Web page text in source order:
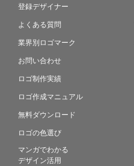
登録デザイナー
よくある質問
業界別ロゴマーク
お問い合わせ
ロゴ制作実績
ロゴ作成マニュアル
無料ダウンロード
ロゴの色選び
マンガでわかる
デザイン活用